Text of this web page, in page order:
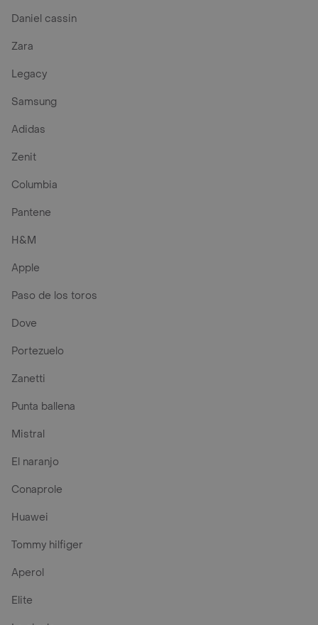
Daniel cassin
Zara
Legacy
Samsung
Adidas
Zenit
Columbia
Pantene
H&M
Apple
Paso de los toros
Dove
Portezuelo
Zanetti
Punta ballena
Mistral
El naranjo
Conaprole
Huawei
Tommy hilfiger
Aperol
Elite